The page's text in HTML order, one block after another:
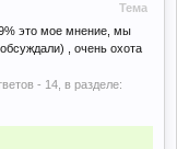
Тема
это мое мнение, мы
, очень охота
- 14, в разделе: